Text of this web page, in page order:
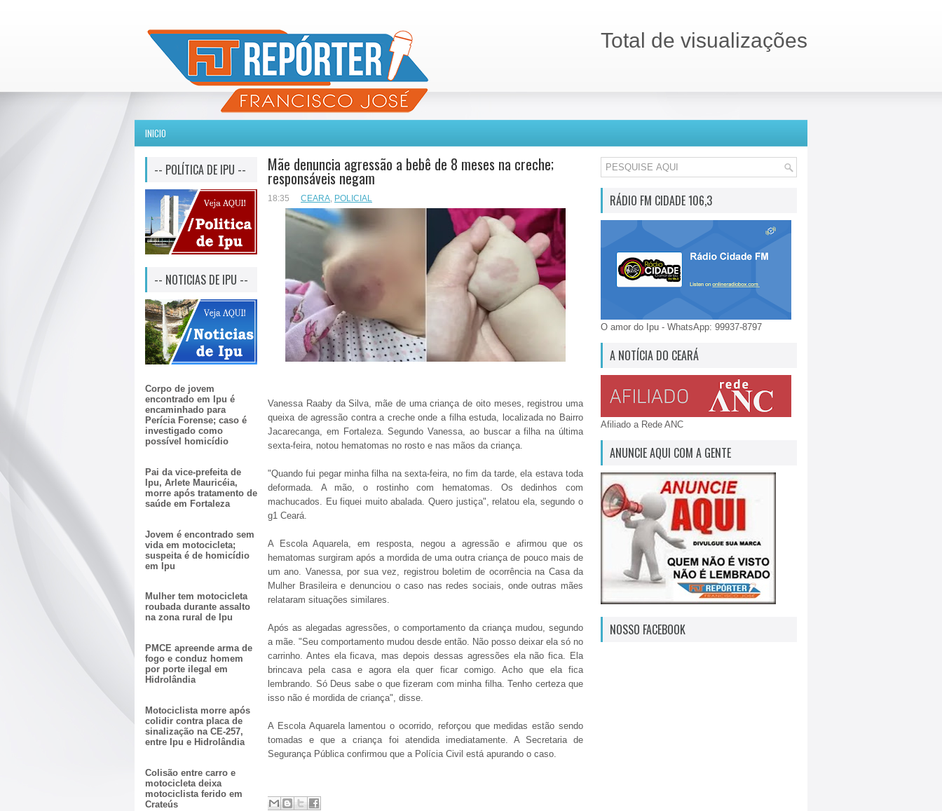
Total de visualizações
INICIO
-- POLÍTICA DE IPU --
-- NOTICIAS DE IPU --
Corpo de jovem
encontrado em Ipu é
encaminhado para
Perícia Forense; caso é
investigado como
possível homicídio
Pai da vice-prefeita de
Ipu, Arlete Mauricéia,
morre após tratamento de
saúde em Fortaleza
Jovem é encontrado sem
vida em motocicleta;
suspeita é de homicídio
em Ipu
Mulher tem motocicleta
roubada durante assalto
na zona rural de Ipu
PMCE apreende arma de
fogo e conduz homem
por porte ilegal em
Hidrolândia
Motociclista morre após
colidir contra placa de
sinalização na CE-257,
entre Ipu e Hidrolândia
Colisão entre carro e
motocicleta deixa
motociclista ferido em
Crateús
Mãe denuncia agressão a bebê de 8 meses na creche;
responsáveis negam
18:35 CEARA, POLICIAL
Vanessa Raaby da Silva, mãe de uma criança de oito meses, registrou uma
queixa de agressão contra a creche onde a filha estuda, localizada no Bairro
Jacarecanga, em Fortaleza. Segundo Vanessa, ao buscar a filha na última
sexta-feira, notou hematomas no rosto e nas mãos da criança.
"Quando fui pegar minha filha na sexta-feira, no fim da tarde, ela estava toda
deformada. A mão, o rostinho com hematomas. Os dedinhos com
machucados. Eu fiquei muito abalada. Quero justiça", relatou ela, segundo o
g1 Ceará.
A Escola Aquarela, em resposta, negou a agressão e afirmou que os
hematomas surgiram após a mordida de uma outra criança de pouco mais de
um ano. Vanessa, por sua vez, registrou boletim de ocorrência na Casa da
Mulher Brasileira e denunciou o caso nas redes sociais, onde outras mães
relataram situações similares.
Após as alegadas agressões, o comportamento da criança mudou, segundo
a mãe. "Seu comportamento mudou desde então. Não posso deixar ela só no
carrinho. Antes ela ficava, mas depois dessas agressões ela não fica. Ela
brincava pela casa e agora ela quer ficar comigo. Acho que ela fica
lembrando. Só Deus sabe o que fizeram com minha filha. Tenho certeza que
isso não é mordida de criança", disse.
A Escola Aquarela lamentou o ocorrido, reforçou que medidas estão sendo
tomadas e que a criança foi atendida imediatamente. A Secretaria de
Segurança Pública confirmou que a Polícia Civil está apurando o caso.
RÁDIO FM CIDADE 106,3
O amor do Ipu - WhatsApp: 99937-8797
A NOTÍCIA DO CEARÁ
Afiliado a Rede ANC
ANUNCIE AQUI COM A GENTE
NOSSO FACEBOOK